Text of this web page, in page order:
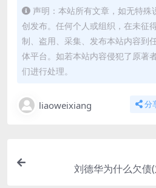
声明：本站所有文章，如无特
创发布。任何个人或组织，在未征
制、盗用、采集、发布本站内容到
体平台。如若本站内容侵犯了原著
们进行处理。
liaoweixiang 分
刘德华为什么欠债